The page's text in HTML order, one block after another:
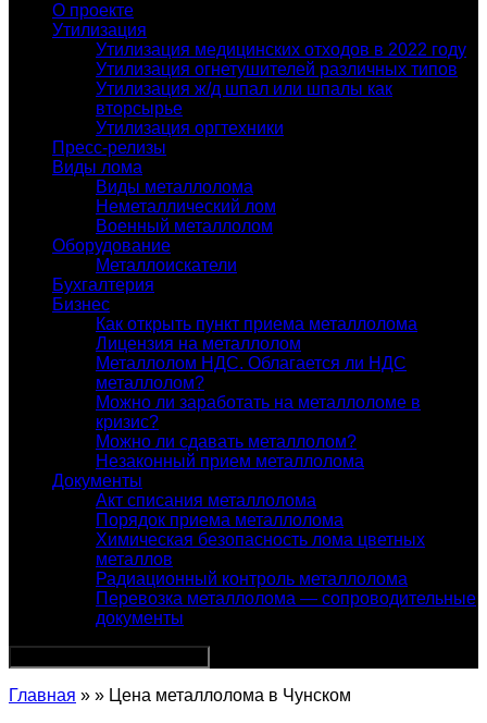
О проекте
Утилизация
Утилизация медицинских отходов в 2022 году
Утилизация огнетушителей различных типов
Утилизация ж/д шпал или шпалы как
вторсырье
Утилизация оргтехники
Пресс-релизы
Виды лома
Виды металлолома
Неметаллический лом
Военный металлолом
Оборудование
Металлоискатели
Бухгалтерия
Бизнес
Как открыть пункт приема металлолома
Лицензия на металлолом
Металлолом НДС. Облагается ли НДС
металлолом?
Можно ли заработать на металлоломе в
кризис?
Можно ли сдавать металлолом?
Незаконный прием металлолома
Документы
Акт списания металлолома
Порядок приема металлолома
Химическая безопасность лома цветных
металлов
Радиационный контроль металлолома
Перевозка металлолома — сопроводительные
документы
Главная » » Цена металлолома в Чунском